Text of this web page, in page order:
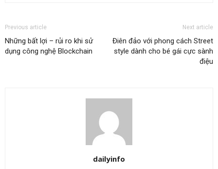
Previous article
Những bất lợi – rủi ro khi sử
dụng công nghệ Blockchain
Next article
Điên đảo với phong cách Street
style dành cho bé gái cực sành
điệu
dailyinfo